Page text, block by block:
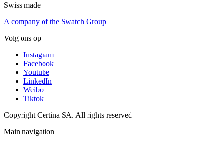
Swiss made
A company of the Swatch Group
Volg ons op
Instagram
Facebook
Youtube
LinkedIn
Weibo
Tiktok
Copyright Certina SA. All rights reserved
Main navigation